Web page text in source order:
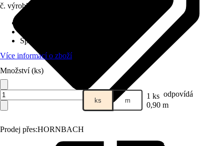
Prodej přes:HORNBACH
č. výrobku
Specifikace materiálu
Více informací o zboží
Množství (ks)
ks m 1 ks odpovídá
0,90 m